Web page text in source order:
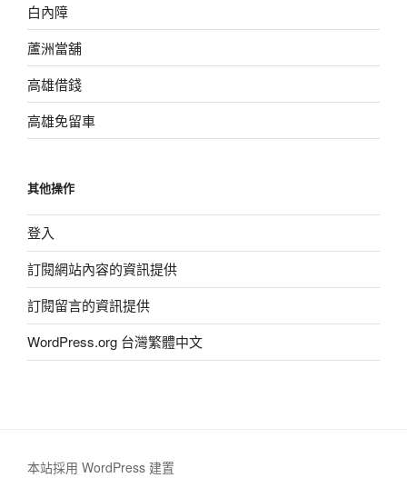
白內障
蘆洲當舖
高雄借錢
高雄免留車
其他操作
登入
訂閱網站內容的資訊提供
訂閱留言的資訊提供
WordPress.org 台灣繁體中文
本站採用 WordPress 建置